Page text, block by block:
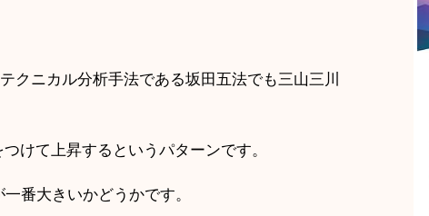
クニカル分析手法である坂田五法でも三山三川
けて上昇するというパターンです。
番大きいかどうかです。